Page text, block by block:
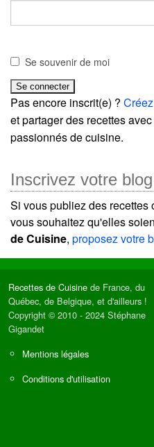
Se souvenir de moi
Pas encore inscrit(e) ?
et partager des recettes
passionnés de cuisine.
Inscrivez votre
Si vous publiez des recettes
vous souhaitez qu'elles
de Cuisine, proposez votre
Recettes de Cuisine de France, du
Québec, de Belgique, et d'ailleurs !
Copyright © 2010 - 2024 Stéphane
Gigandet
Mentions légales
Conditions d'utilisation